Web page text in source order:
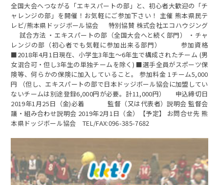
全国大会へつながる「エキスパートの部」と、初心者大歓迎の「チ
ャレンジの部」を開催！お気軽にご参加下さい！ 主催 熊本県民テ
レビ/熊本県ドッジボール協会 特別協賛 株式会社エコハウジング
試合方法 ・エキスパートの部（全国大会へと続く部門） ・チャ
レンジの部（初心者でも気軽に参加出来る部門） 参加資格
■2018年4月1日現在、小学生3年生～6年生で構成されたチーム (男
女混合可・但し3年生の単独チームを除く) ■選手全員がスポーツ保
険等、何らかの保険に加入していること。 参加料金 1チーム5,000
円 （但し、エキスパートの部で日本ドッジボール協会に加盟してい
ないチームは別途登録6,000円が必要。計11,000円） 申込締切日
2019年1月25日（金)必着 監督（又は代表者）説明会 監督会
議・組み合わせ説明会 2019年2月1日（金）【予定】 お問合せ先 熊
本県ドッジボール協会 TEL/FAX:096-385-7682